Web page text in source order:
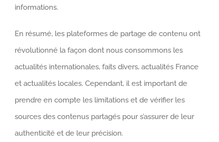
informations.
En résumé, les plateformes de partage de contenu ont
révolutionné la façon dont nous consommons les
actualités internationales, faits divers, actualités France
et actualités locales. Cependant, il est important de
prendre en compte les limitations et de vérifier les
sources des contenus partagés pour s’assurer de leur
authenticité et de leur précision.